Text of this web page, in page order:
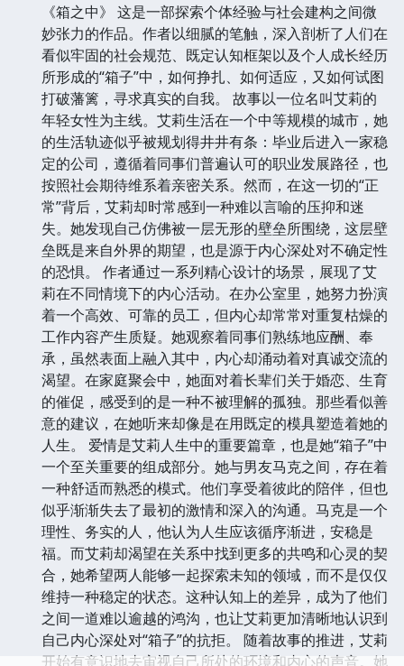
《箱之中》 这是一部探索个体经验与社会建构之间微
妙张力的作品。作者以细腻的笔触，深入剖析了人们在
看似牢固的社会规范、既定认知框架以及个人成长经历
所形成的“箱子”中，如何挣扎、如何适应，又如何试图
打破藩篱，寻求真实的自我。 故事以一位名叫艾莉的
年轻女性为主线。艾莉生活在一个中等规模的城市，她
的生活轨迹似乎被规划得井井有条：毕业后进入一家稳
定的公司，遵循着同事们普遍认可的职业发展路径，也
按照社会期待维系着亲密关系。然而，在这一切的“正
常”背后，艾莉却时常感到一种难以言喻的压抑和迷
失。她发现自己仿佛被一层无形的壁垒所围绕，这层壁
垒既是来自外界的期望，也是源于内心深处对不确定性
的恐惧。 作者通过一系列精心设计的场景，展现了艾
莉在不同情境下的内心活动。在办公室里，她努力扮演
着一个高效、可靠的员工，但内心却常常对重复枯燥的
工作内容产生质疑。她观察着同事们熟练地应酬、奉
承，虽然表面上融入其中，内心却涌动着对真诚交流的
渴望。在家庭聚会中，她面对着长辈们关于婚恋、生育
的催促，感受到的是一种不被理解的孤独。那些看似善
意的建议，在她听来却像是在用既定的模具塑造着她的
人生。 爱情是艾莉人生中的重要篇章，也是她“箱子”中
一个至关重要的组成部分。她与男友马克之间，存在着
一种舒适而熟悉的模式。他们享受着彼此的陪伴，但也
似乎渐渐失去了最初的激情和深入的沟通。马克是一个
理性、务实的人，他认为人生应该循序渐进，安稳是
福。而艾莉却渴望在关系中找到更多的共鸣和心灵的契
合，她希望两人能够一起探索未知的领域，而不是仅仅
维持一种稳定的状态。这种认知上的差异，成为了他们
之间一道难以逾越的鸿沟，也让艾莉更加清晰地认识到
自己内心深处对“箱子”的抗拒。 随着故事的推进，艾莉
开始有意识地去审视自己所处的环境和内心的声音。她